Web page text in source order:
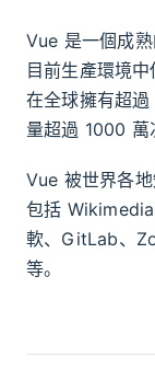
Vue 是一個成
目前生產環境
在全球擁有超
量超過 1000 萬
Vue 被世界各地
包括
軟、GitLab、
等。